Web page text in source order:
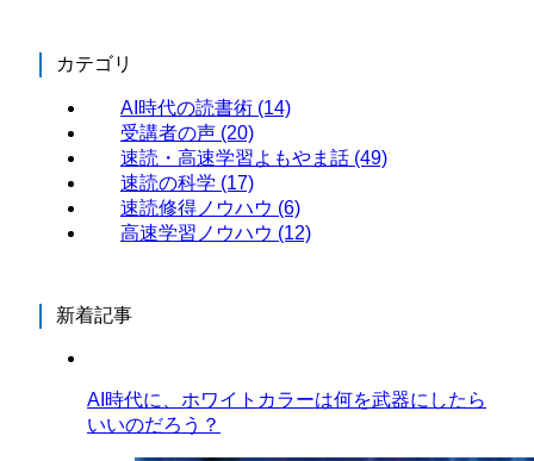
カテゴリ
AI時代の読書術 (14)
受講者の声 (20)
速読・高速学習よもやま話 (49)
速読の科学 (17)
速読修得ノウハウ (6)
高速学習ノウハウ (12)
新着記事
AI時代に、ホワイトカラーは何を武器にしたら
いいのだろう？